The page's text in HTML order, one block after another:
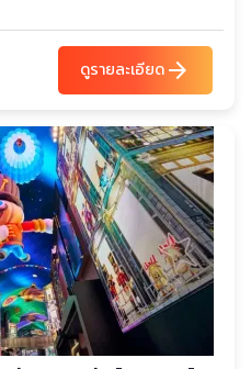
ดูรายละเอียดarrow_forward